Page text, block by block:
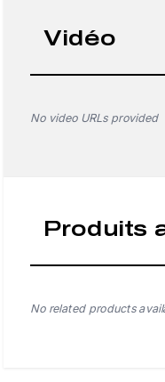
Vidéo
No video URLs provided
Produits
No related products